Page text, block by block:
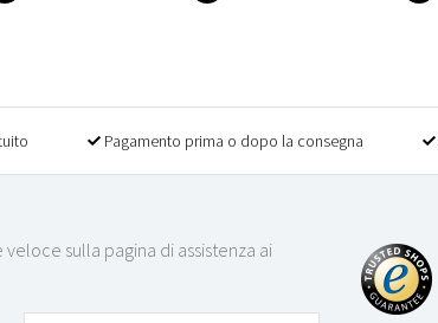
Pagamento prima o dopo la consegna
sulla pagina di assistenza ai